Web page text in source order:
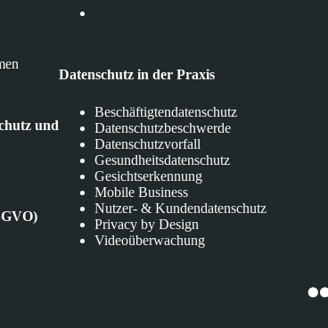
und
Datenschutz in der Praxis
Beschäftigtendatenschutz
Datenschutzbeschwerde
Datenschutzvorfall
Gesundheitsdatenschutz
Gesichtserkennung
Mobile Business
Nutzer- & Kundendatenschutz
Privacy by Design
Videoüberwachung